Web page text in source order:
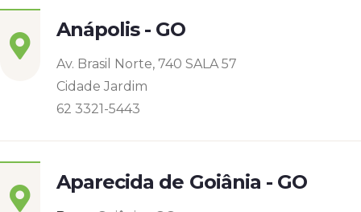
Anápolis - GO
Av. Brasil Norte, 740 SALA 57
Cidade Jardim
62 3321-5443
Aparecida de Goiânia - GO